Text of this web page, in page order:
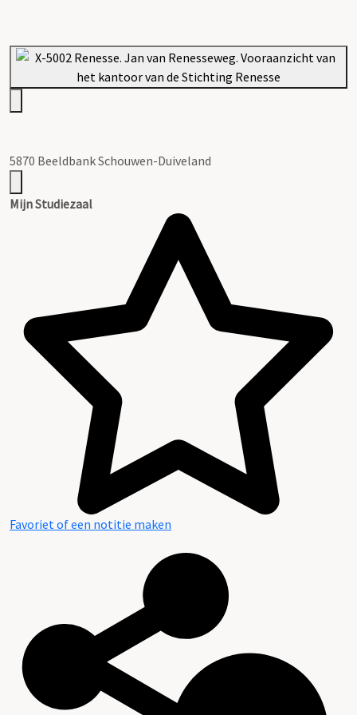
5870 Beeldbank Schouwen-Duiveland
Mijn Studiezaal
Favoriet of een notitie maken